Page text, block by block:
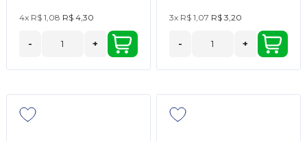
4x R$ 1,08 R$ 4,30
- +
3x R$ 1,07 R$ 3,20
- +